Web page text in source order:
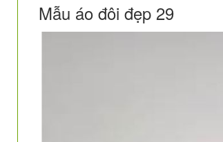
Mẫu áo đôi đẹp 29